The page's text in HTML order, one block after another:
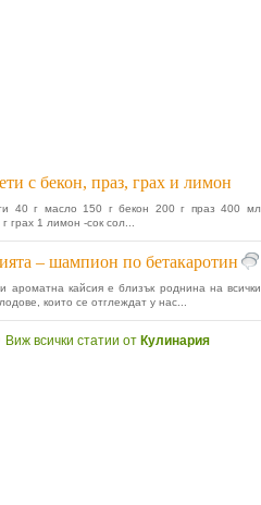
с бекон, праз, грах и лимон
40 г масло 150 г бекон 200 г праз 400 мл
грах 1 лимон -сок сол...
– шампион по бетакаротин
ароматна кайсия е близък роднина на всички
които се отглеждат у нас...
Виж всички статии от Кулинария